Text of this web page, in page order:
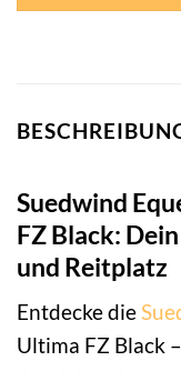
Suedwind
FZ Black:
und Reitplatz
Entdecke die
Ultima FZ Black